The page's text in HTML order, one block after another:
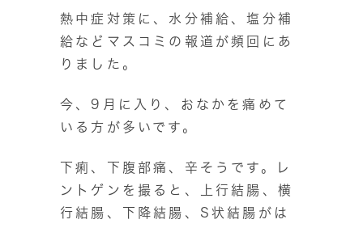
熱中症対策に、水分補給、塩分補
給などマスコミの報道が頻回にあ
りました。
今、9月に入り、おなかを痛めて
いる方が多いです。
下痢、下腹部痛、辛そうです。レ
ントゲンを撮ると、上行結腸、横
行結腸、下降結腸、S状結腸がは